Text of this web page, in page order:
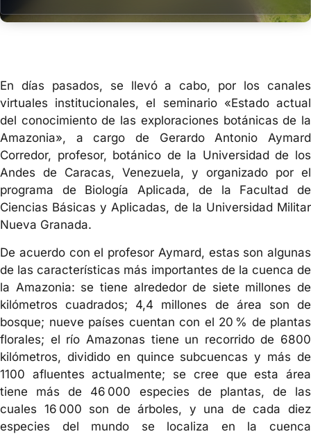
En días pasados, se llevó a cabo, por los canales
virtuales institucionales, el seminario «Estado actual
del conocimiento de las exploraciones botánicas de la
Amazonia», a cargo de Gerardo Antonio Aymard
Corredor, profesor, botánico de la Universidad de los
Andes de Caracas, Venezuela, y organizado por el
programa de Biología Aplicada, de la Facultad de
Ciencias Básicas y Aplicadas, de la Universidad Militar
Nueva Granada.
De acuerdo con el profesor Aymard, estas son algunas
de las características más importantes de la cuenca de
la Amazonia: se tiene alrededor de siete millones de
kilómetros cuadrados; 4,4 millones de área son de
bosque; nueve países cuentan con el 20 % de plantas
florales; el río Amazonas tiene un recorrido de 6800
kilómetros, dividido en quince subcuencas y más de
1100 afluentes actualmente; se cree que esta área
tiene más de 46 000 especies de plantas, de las
cuales 16 000 son de árboles, y una de cada diez
especies del mundo se localiza en la cuenca